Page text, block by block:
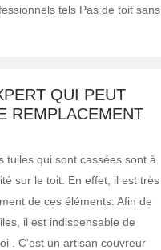
tels Pas de toit sans
QUI PEUT
REMPLACEMENT
tuiles qui sont cassées sont à
sur le toit. En effet, il est très
de ces éléments. Afin de
il est indispensable de
. C'est un artisan couvreur